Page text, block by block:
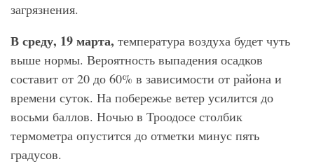
загрязнения.
В среду, 19 марта, температура воздуха будет чуть
выше нормы. Вероятность выпадения осадков
составит от 20 до 60% в зависимости от района и
времени суток. На побережье ветер усилится до
восьми баллов. Ночью в Троодосе столбик
термометра опустится до отметки минус пять
градусов.